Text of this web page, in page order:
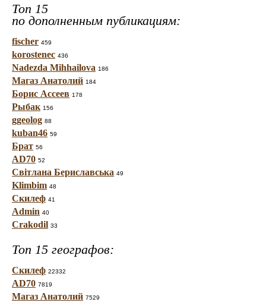
Топ 15
по дополненным публикациям:
fischer 459
korostenec 436
Nadezda Mihhailova 186
Магаз Анатолий 184
Борис Ассеев 178
Рыбак 156
ggeolog 88
kuban46 59
Брат 56
AD70 52
Світлана Бериславська 49
Klimbim 48
Скилеф 41
Admin 40
Crakodil 33
Топ 15 географов:
Скилеф 22332
AD70 7819
Магаз Анатолий 7529